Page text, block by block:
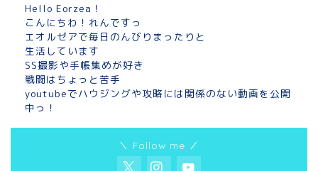
Hello Eorzea！
こんにちわ！れんですっ
エオルゼアで毎日のんびりまったりと
生活しています
SS撮影や手帳集めが好き
戦闘はちょっと苦手
youtubeでハウジングや攻略には関係のない動画を公開
中っ！
＼ Follow me ／